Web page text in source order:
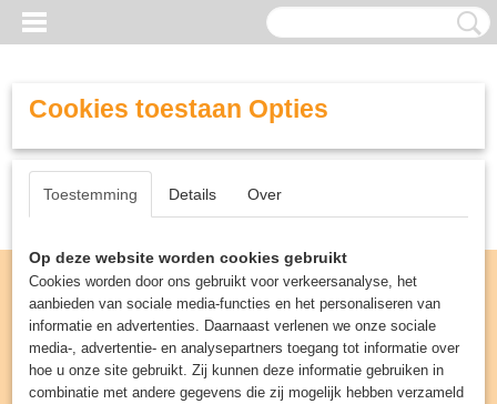
Cookies toestaan Opties
Toestemming Details Over
Op deze website worden cookies gebruikt
Cookies worden door ons gebruikt voor verkeersanalyse, het
aanbieden van sociale media-functies en het personaliseren van
informatie en advertenties. Daarnaast verlenen we onze sociale
media-, advertentie- en analysepartners toegang tot informatie over
hoe u onze site gebruikt. Zij kunnen deze informatie gebruiken in
combinatie met andere gegevens die zij mogelijk hebben verzameld